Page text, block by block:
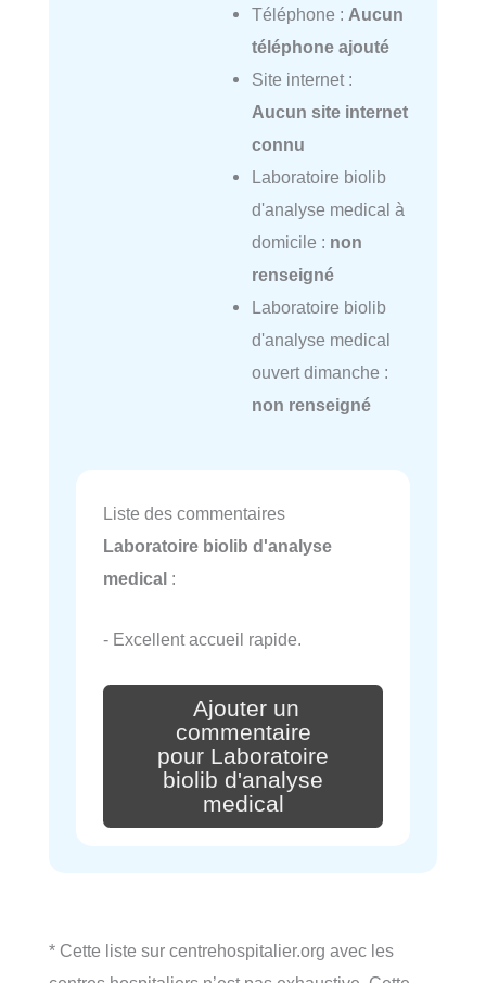
Téléphone : Aucun
téléphone ajouté
Site internet :
Aucun site internet
connu
Laboratoire biolib
d'analyse medical à
domicile : non
renseigné
Laboratoire biolib
d'analyse medical
ouvert dimanche :
non renseigné
Liste des commentaires
Laboratoire biolib d'analyse
medical :
- Excellent accueil rapide.
Ajouter un
commentaire
pour Laboratoire
biolib d'analyse
medical
* Cette liste sur centrehospitalier.org avec les